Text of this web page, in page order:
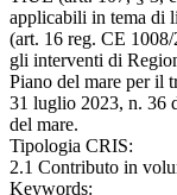
applicabili in tema di
(art. 16 reg. CE
gli interventi di
Piano del mare per il
31 luglio 2023, n. 36
del mare.
Tipologia CRIS:
2.1 Contributo in
Keywords: